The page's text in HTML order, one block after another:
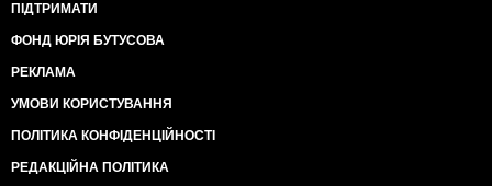
ПІДТРИМАТИ
ФОНД ЮРІЯ БУТУСОВА
РЕКЛАМА
УМОВИ КОРИСТУВАННЯ
ПОЛІТИКА КОНФІДЕНЦІЙНОСТІ
РЕДАКЦІЙНА ПОЛІТИКА